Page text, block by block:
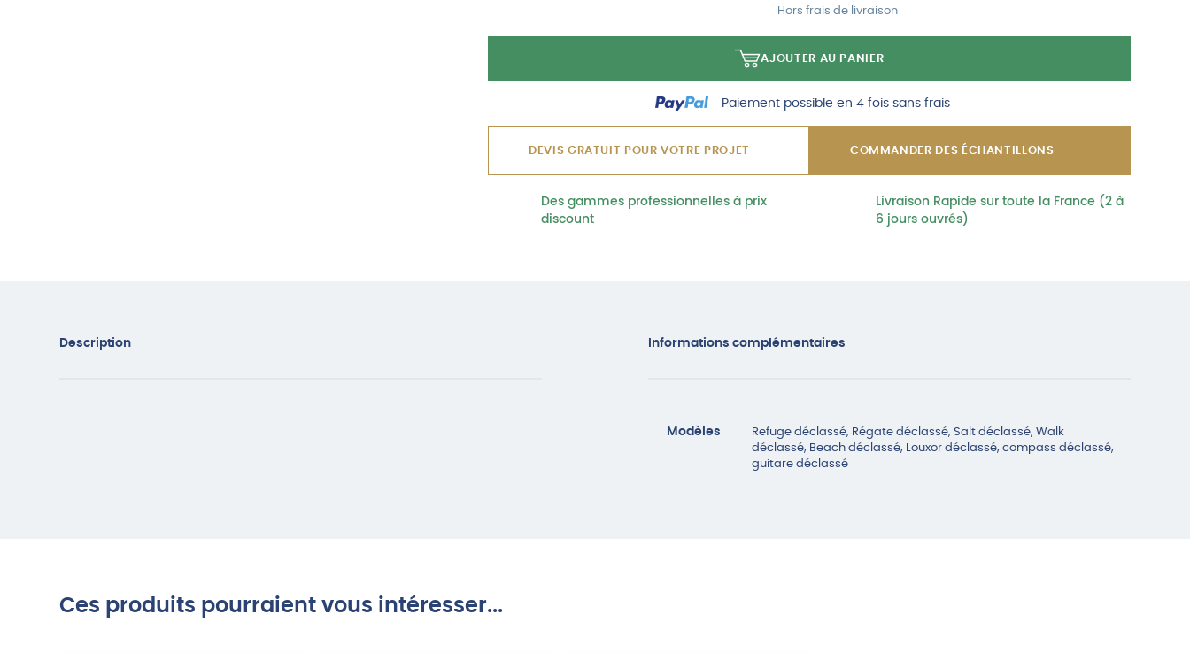
Dalle
gamme
Hors frais de livraison
AJOUTER AU PANIER
Paiement possible en 4 fois sans frais
DEVIS GRATUIT POUR VOTRE PROJET COMMANDER DES ÉCHANTILLONS
Des gammes professionnelles à prix
discount
Livraison Rapide sur toute la France (2 à
6 jours ouvrés)
Description Informations complémentaires
Modèles
Refuge déclassé, Régate déclassé, Salt déclassé, Walk
déclassé, Beach déclassé, Louxor déclassé, compass déclassé,
guitare déclassé
Ces produits pourraient vous intéresser...